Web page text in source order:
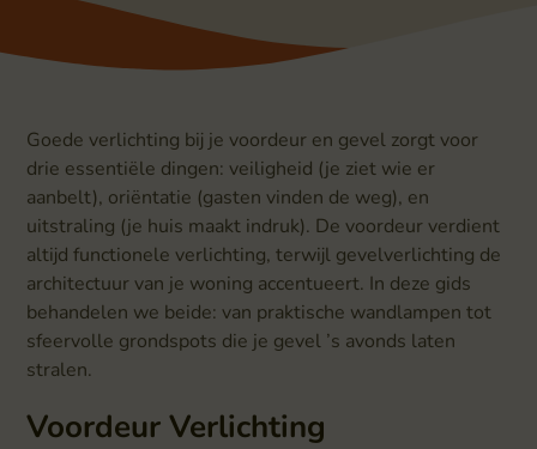
Goede verlichting bij je voordeur en gevel zorgt voor
drie essentiële dingen: veiligheid (je ziet wie er
aanbelt), oriëntatie (gasten vinden de weg), en
uitstraling (je huis maakt indruk). De voordeur verdient
altijd functionele verlichting, terwijl gevelverlichting de
architectuur van je woning accentueert. In deze gids
behandelen we beide: van praktische wandlampen tot
sfeervolle grondspots die je gevel ’s avonds laten
stralen.
Voordeur Verlichting